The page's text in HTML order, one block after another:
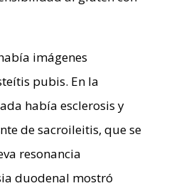
imágenes
pubis. En la
había esclerosis y
de sacroileitis, que se
resonancia
duodenal mostró